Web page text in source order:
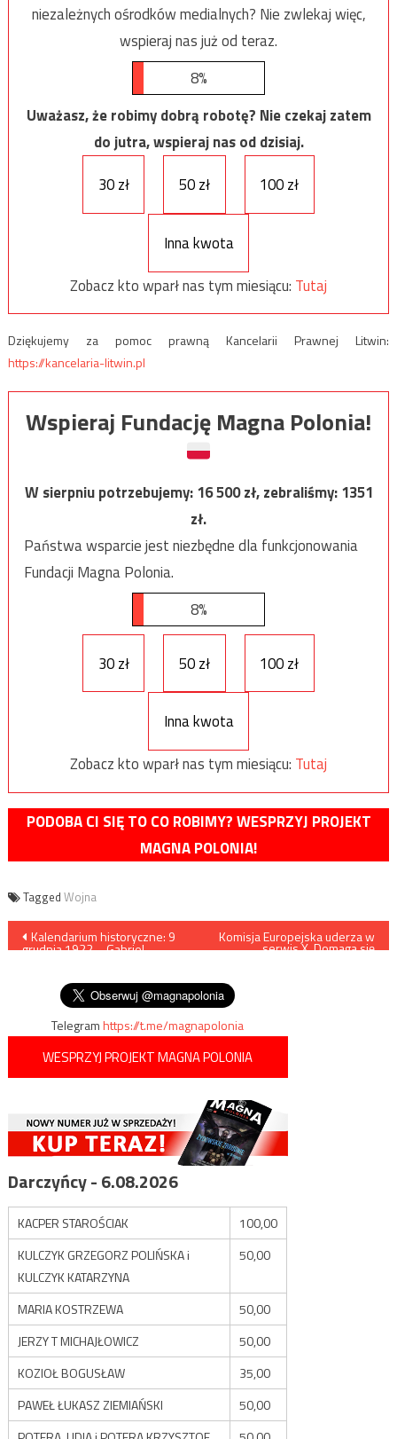
niezależnych ośrodków medialnych? Nie zwlekaj więc,
wspieraj nas już od teraz.
8%
Uważasz, że robimy dobrą robotę? Nie czekaj zatem
do jutra, wspieraj nas od dzisiaj.
30 zł
50 zł 100 zł
Inna kwota
Zobacz kto wparł nas tym miesiącu: Tutaj
Dziękujemy za pomoc prawną Kancelarii Prawnej Litwin:
https://kancelaria-litwin.pl
Wspieraj Fundację Magna Polonia!
W sierpniu potrzebujemy:16 500zł, zebraliśmy:1351
zł.
Państwa wsparcie jest niezbędne dla funkcjonowania
Fundacji Magna Polonia.
8%
30 zł 50 zł 100 zł
Inna kwota
Zobacz kto wparł nas tym miesiącu: Tutaj
PODOBA CI SIĘ TO CO ROBIMY? WESPRZYJ PROJEKT
MAGNA POLONIA!
Tagged Wojna
Nawigacja
Kalendarium historyczne: 9
grudnia 1922 – Gabriel
Komisja Europejska uderza w
serwis X. Domaga się
Telegramhttps://t.me/magnapolonia
WESPRZYJ PROJEKT MAGNA POLONIA
Darczyńcy - 6.08.2026
KACPER STAROŚCIAK
100,00
KULCZYK GRZEGORZ POLIŃSKA i
KULCZYK KATARZYNA
50,00
MARIA KOSTRZEWA
50,00
JERZY T MICHAJŁOWICZ
50,00
KOZIOŁ BOGUSŁAW
35,00
PAWEŁ ŁUKASZ ZIEMIAŃSKI
50,00